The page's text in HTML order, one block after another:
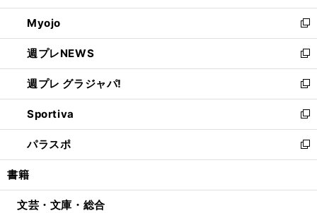
開
く
ウ
で
開
く
ン
ド
ウ
で
開
く
ウ
ィ
ン
ド
ウ
で
開
く
Myojo
新
し
い
ウ
ィ
ン
ド
ウ
で
開
週プレNEWS
新
し
い
ウ
ィ
ン
ド
ウ
開
週プレ グラジャパ!
新
し
い
ウ
ィ
ン
ウ
Sportiva
新
し
い
ウ
ン
パラスポ
新
し
ウ
書籍
文芸・文庫・総合